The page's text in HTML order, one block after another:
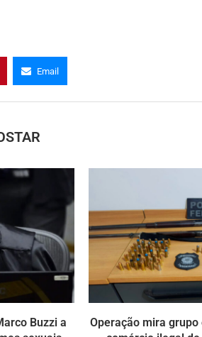
Email
Buzzi a
Operação mira